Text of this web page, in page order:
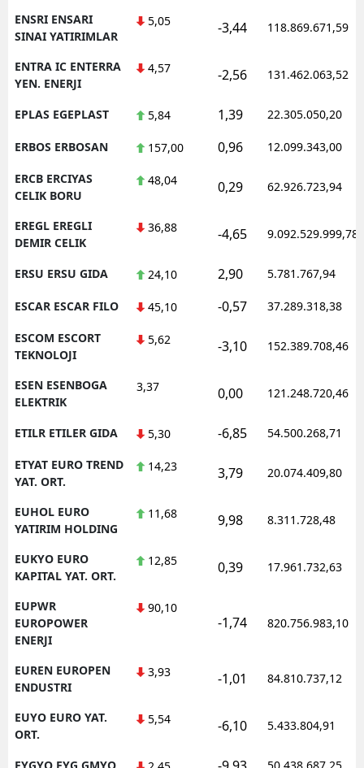
ENSRI ENSARI
SINAI YATIRIMLAR
5,05 -3,44 118.869.671,59
ENTRA IC ENTERRA
YEN. ENERJI
4,57 -2,56 131.462.063,52
EPLAS EGEPLAST 5,84 1,39 22.305.050,20
ERBOS ERBOSAN 157,00 0,96 12.099.343,00
ERCB ERCIYAS
CELIK BORU
48,04 0,29 62.926.723,94
EREGL EREGLI
DEMIR CELIK
36,88 -4,65 9.092.529.999,78
ERSU ERSU GIDA 24,10 2,90 5.781.767,94
ESCAR ESCAR FILO 45,10 -0,57 37.289.318,38
ESCOM ESCORT
TEKNOLOJI
5,62 -3,10 152.389.708,46
ESEN ESENBOGA
ELEKTRIK
3,37 0,00 121.248.720,46
ETILR ETILER GIDA 5,30 -6,85 54.500.268,71
ETYAT EURO TREND
YAT. ORT.
14,23 3,79 20.074.409,80
EUHOL EURO
YATIRIM HOLDING
11,68 9,98 8.311.728,48
EUKYO EURO
KAPITAL YAT. ORT.
12,85 0,39 17.961.732,63
EUPWR
EUROPOWER
ENERJI
90,10
-1,74 820.756.983,10
EUREN EUROPEN
ENDUSTRI
3,93 -1,01 84.810.737,12
EUYO EURO YAT.
ORT.
5,54 -6,10 5.433.804,91